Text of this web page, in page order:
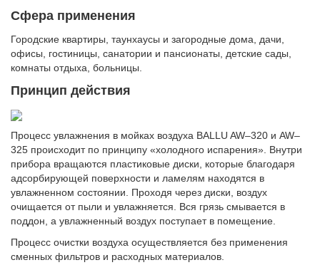
Сфера применения
Городские квартиры, таунхаусы и загородные дома, дачи,
офисы, гостиницы, санатории и пансионаты, детские сады,
комнаты отдыха, больницы.
Принцип действия
Процесс увлажнения в мойках воздуха BALLU AW–320 и AW–
325 происходит по принципу «холодного испарения». Внутри
прибора вращаются пластиковые диски, которые благодаря
адсорбирующей поверхности и ламелям находятся в
увлажненном состоянии. Проходя через диски, воздух
очищается от пыли и увлажняется. Вся грязь смывается в
поддон, а увлажненный воздух поступает в помещение.
Процесс очистки воздуха осуществляется без применения
сменных фильтров и расходных материалов.